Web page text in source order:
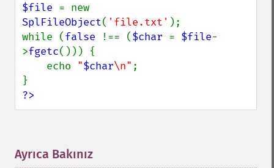
$file
SplFileObject( 'file.txt' );
while (false !== ($char = $file-
>fgetc())) {
    echo
"$char\n" ;
?>
Ayrıca Bakınız